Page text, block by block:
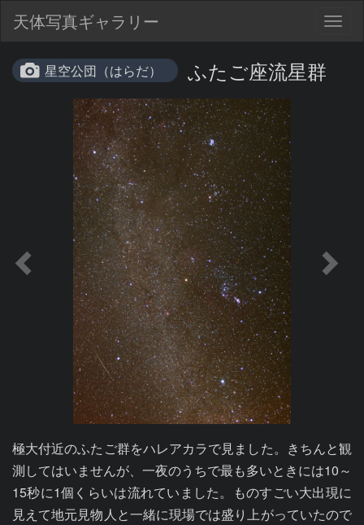
天体写真ギャラリー
星空公団（はらだ） ふたご座流星群
極大付近のふたご群をハレアカラで見ました。きちんと観
測してはいませんが、一夜のうちで最も多いときには10～
15秒に1個くらいは流れていました。ものすごい大出現に
見えて地元見物人と一緒に現場では盛り上がっていたので